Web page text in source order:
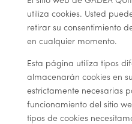
utiliza cookies. Usted
retirar su consentimiento
en cualquier momento.
Esta página utiliza tipos
almacenarán cookies en
estrictamente necesarias
funcionamiento del sitio
tipos de cookies